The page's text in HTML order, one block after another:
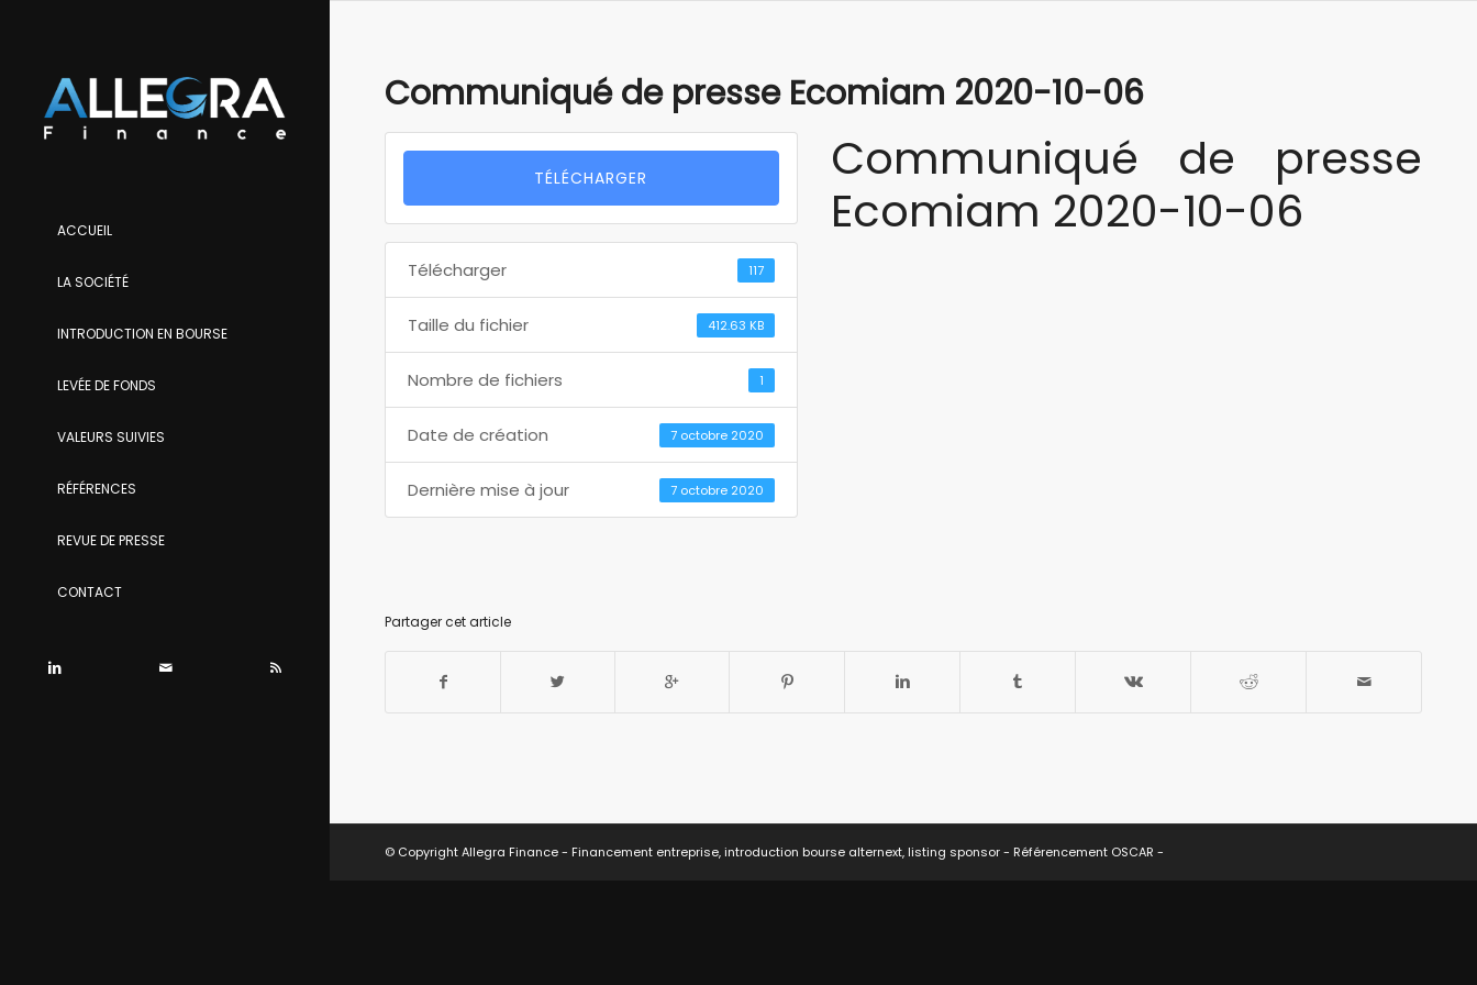
ACCUEIL
LA SOCIÉTÉ
INTRODUCTION EN BOURSE
LEVÉE DE FONDS
VALEURS SUIVIES
RÉFÉRENCES
REVUE DE PRESSE
CONTACT
Communiqué de presse Ecomiam 2020-10-06
TÉLÉCHARGER
Télécharger 117
Taille du fichier 412.63 KB
Nombre de fichiers 1
Date de création 7 octobre 2020
Dernière mise à jour 7 octobre 2020
Communiqué de presse
Ecomiam 2020-10-06
Partager cet article
© Copyright Allegra Finance - Financement entreprise, introduction bourse alternext, listing sponsor - Référencement OSCAR -